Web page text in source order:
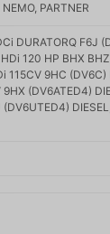
PARTNER
DURATORQ F6J
120 HP BHX
115CV 9HC (DV6C)
(DV6ATED4)